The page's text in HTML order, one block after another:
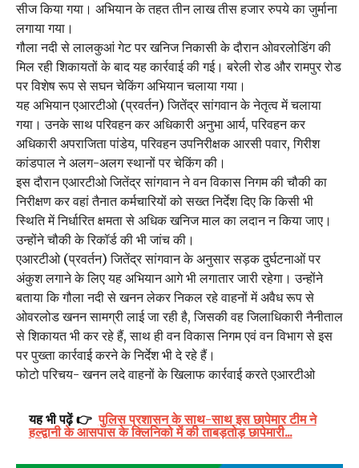
सीज किया गया। अभियान के तहत तीन लाख तीस हजार रुपये का जुर्माना
लगाया गया।
गौला नदी से लालकुआं गेट पर खनिज निकासी के दौरान ओवरलोडिंग की
मिल रही शिकायतों के बाद यह कार्रवाई की गई। बरेली रोड और रामपुर रोड
पर विशेष रूप से सघन चेकिंग अभियान चलाया गया।
यह अभियान एआरटीओ (प्रवर्तन) जितेंद्र सांगवान के नेतृत्व में चलाया
गया। उनके साथ परिवहन कर अधिकारी अनुभा आर्य, परिवहन कर
अधिकारी अपराजिता पांडेय, परिवहन उपनिरीक्षक आरसी पवार, गिरीश
कांडपाल ने अलग-अलग स्थानों पर चेकिंग की।
इस दौरान एआरटीओ जितेंद्र सांगवान ने वन विकास निगम की चौकी का
निरीक्षण कर वहां तैनात कर्मचारियों को सख्त निर्देश दिए कि किसी भी
स्थिति में निर्धारित क्षमता से अधिक खनिज माल का लदान न किया जाए।
उन्होंने चौकी के रिकॉर्ड की भी जांच की।
एआरटीओ (प्रवर्तन) जितेंद्र सांगवान के अनुसार सड़क दुर्घटनाओं पर
अंकुश लगाने के लिए यह अभियान आगे भी लगातार जारी रहेगा। उन्होंने
बताया कि गौला नदी से खनन लेकर निकल रहे वाहनों में अवैध रूप से
ओवरलोड खनन सामग्री लाई जा रही है, जिसकी वह जिलाधिकारी नैनीताल
से शिकायत भी कर रहे हैं, साथ ही वन विकास निगम एवं वन विभाग से इस
पर पुख्ता कार्रवाई करने के निर्देश भी दे रहे हैं।
फोटो परिचय- खनन लदे वाहनों के खिलाफ कार्रवाई करते एआरटीओ
यह भी पढ़ें 👉 पुलिस प्रशासन के साथ-साथ इस छापेमार टीम ने
हल्द्वानी के आसपास के क्लिनिको में की ताबड़तोड़ छापेमारी...